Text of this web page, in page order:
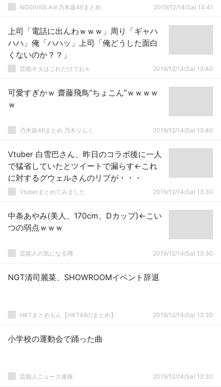
NOGIVIOLA＠乃木坂46まとめ 2019/12/14(Sa) 13:41
上司「電話に出んわｗｗｗ」周り「ギャハ
ハハ」俺「ハハッ」上司「俺どうした面白
くないのか？？」
芸能ネタはこれだけでおｋ 2019/12/14(Sa) 13:40
可愛すぎかｗ 齋藤飛鳥”ちょこん”ｗｗｗｗ
ｗ
乃木坂46まとめ 乃木りんく 2019/12/14(Sa) 13:40
Vtuber 白雪巴さん、昨日のコラボ後に一人
で猛省していたとツイートで漏らす←これ
に対するグウェルさんのリプが・・・
Vtuberまとめてみました 2019/12/14(Sa) 13:30
中条あやみ(美人、170cm、Dカップ)←こい
つの弱点ｗｗｗ
芸能人の気になる噂 2019/12/14(Sa) 13:30
NGT清司麗菜、SHOWROOMイベント辞退
HKTまとめもん【HKT48のまとめ】 2019/12/14(Sa) 13:30
小学校の運動会で踊った曲
芸能人ニュース速報 2019/12/14(Sa) 13:30